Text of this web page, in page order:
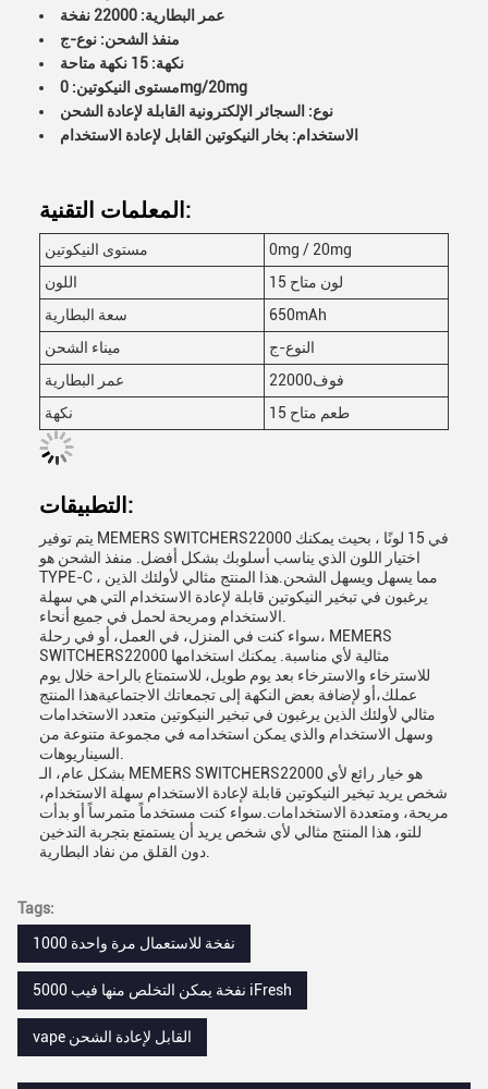
عمر البطارية: 22000 نفخة
منفذ الشحن: نوع-ج
نكهة: 15 نكهة متاحة
مستوى النيكوتين: 0mg/20mg
نوع: السجائر الإلكترونية القابلة لإعادة الشحن
الاستخدام: بخار النيكوتين القابل لإعادة الاستخدام
المعلمات التقنية:
مستوى النيكوتين
0mg / 20mg
اللون
15 لون متاح
سعة البطارية
650mAh
ميناء الشحن
النوع-ج
عمر البطارية
22000فوف
نكهة
15 طعم متاح
التطبيقات:
يتم توفير MEMERS SWITCHERS22000 في 15 لونًا ، بحيث يمكنك
اختيار اللون الذي يناسب أسلوبك بشكل أفضل. منفذ الشحن هو
TYPE-C ، مما يسهل ويسهل الشحن.هذا المنتج مثالي لأولئك الذين
يرغبون في تبخير النيكوتين قابلة لإعادة الاستخدام التي هي سهلة
سواء كنت في المنزل، في العمل، أو في رحلة، MEMERS
SWITCHERS22000 مثالية لأي مناسبة. يمكنك استخدامها
للاسترخاء والاسترخاء بعد يوم طويل، للاستمتاع بالراحة خلال يوم
عملك،أو لإضافة بعض النكهة إلى تجمعاتك الاجتماعيةهذا المنتج
مثالي لأولئك الذين يرغبون في تبخير النيكوتين متعدد الاستخدامات
وسهل الاستخدام والذي يمكن استخدامه في مجموعة متنوعة من
بشكل عام، الـ MEMERS SWITCHERS22000 هو خيار رائع لأي
شخص يريد تبخير النيكوتين قابلة لإعادة الاستخدام سهلة الاستخدام،
مريحة، ومتعددة الاستخدامات.سواء كنت مستخدماً متمرساً أو بدأت
للتو، هذا المنتج مثالي لأي شخص يريد أن يستمتع بتجربة التدخين
Tags:
1000 نفخة للاستعمال مرة واحدة
5000 نفخة يمكن التخلص منها فيب iFresh
vape القابل لإعادة الشحن